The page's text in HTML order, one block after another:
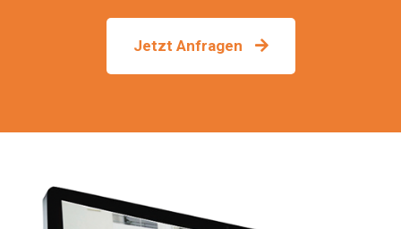
Jetzt Anfragen